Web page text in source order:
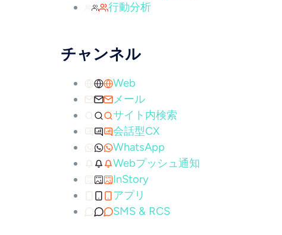
行動分析
チャンネル
Web
メール
サイト内検索
会話型CX
WhatsApp
Webプッシュ通知
InStory
アプリ
SMS & RCS